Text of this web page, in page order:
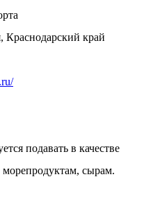
Краснодарский край
подавать в качестве
морепродуктам, сырам.